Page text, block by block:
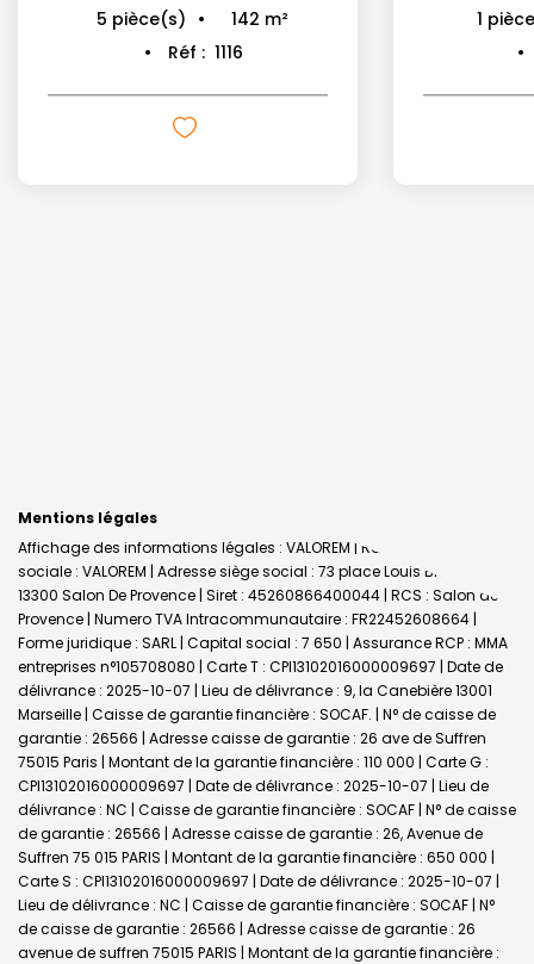
5 pièce(s) 142 m²
Réf : 1116
1
Mentions légales
Affichage des informations légales : VALOREM | Raison
sociale : VALOREM | Adresse siège social : 73 place Louis Blanc -
13300 Salon De Provence | Siret : 45260866400044 | RCS : Salon de
Provence | Numero TVA Intracommunautaire : FR22452608664 |
Forme juridique : SARL | Capital social : 7 650 | Assurance RCP : MMA
entreprises n°105708080 | Carte T : CPI13102016000009697 | Date de
délivrance : 2025-10-07 | Lieu de délivrance : 9, la Canebière 13001
Marseille | Caisse de garantie financière : SOCAF. | N° de caisse de
garantie : 26566 | Adresse caisse de garantie : 26 ave de Suffren
75015 Paris | Montant de la garantie financière : 110 000 | Carte G :
CPI13102016000009697 | Date de délivrance : 2025-10-07 | Lieu de
délivrance : NC | Caisse de garantie financière : SOCAF | N° de caisse
de garantie : 26566 | Adresse caisse de garantie : 26, Avenue de
Suffren 75 015 PARIS | Montant de la garantie financière : 650 000 |
Carte S : CPI13102016000009697 | Date de délivrance : 2025-10-07 |
Lieu de délivrance : NC | Caisse de garantie financière : SOCAF | N°
de caisse de garantie : 26566 | Adresse caisse de garantie : 26
avenue de suffren 75015 PARIS | Montant de la garantie financière :